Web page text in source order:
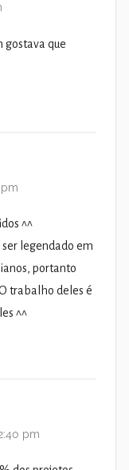
gostava que
pm
^^
legendado em
portanto
trabalho deles é
^^
pm